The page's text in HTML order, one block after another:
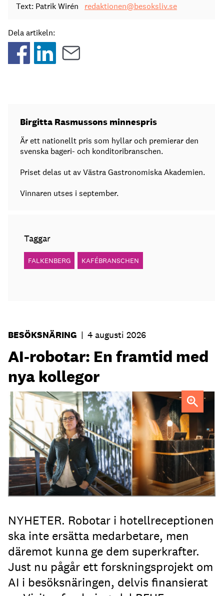
Text: Patrik Wirén redaktionen@besoksliv.se
Dela artikeln:
Birgitta Rasmussons minnespris
Är ett nationellt pris som hyllar och premierar den
svenska bageri- och konditoribranschen.
Priset delas ut av Västra Gastronomiska Akademien.
Vinnaren utses i september.
Taggar
FALKENBERG KAFÉBRANSCHEN
BESÖKSNÄRING | 4 augusti 2026
AI-robotar: En framtid med
nya kollegor
Professor Kristina Palm FOTO: Theresia Viska FOTO:
Dylan Calluy / Unsplash
NYHETER. Robotar i hotellreceptionen
ska inte ersätta medarbetare, men
däremot kunna ge dem superkrafter.
Just nu pågår ett forskningsprojekt om
AI i besöksnäringen, delvis finansierat